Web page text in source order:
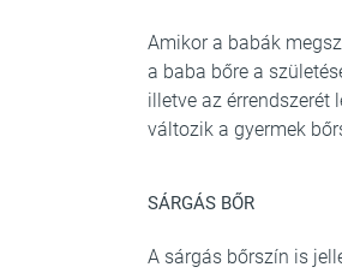
Amikor a babák
a baba bőre a
illetve az érrendszerét
változik a gyermek
SÁRGÁS BŐR
A sárgás bőrszín is